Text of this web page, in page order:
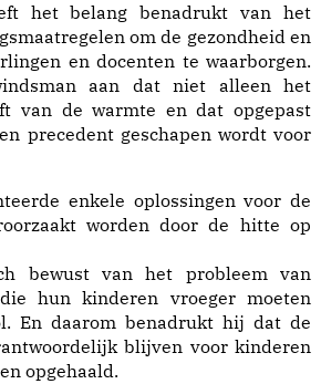
het belang benadrukt van het
om de gezondheid en
en docenten te waarborgen.
aan dat niet alleen het
van de warmte en dat opgepast
precedent geschapen wordt voor
enkele oplossingen voor de
worden door de hitte op
bewust van het probleem van
hun kinderen vroeger moeten
En daarom benadrukt hij dat de
blijven voor kinderen
opgehaald.